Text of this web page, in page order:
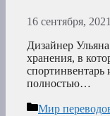
16 сентября, 2021
Дизайнер
хранения, в
полностью…
Рубрики
Мир